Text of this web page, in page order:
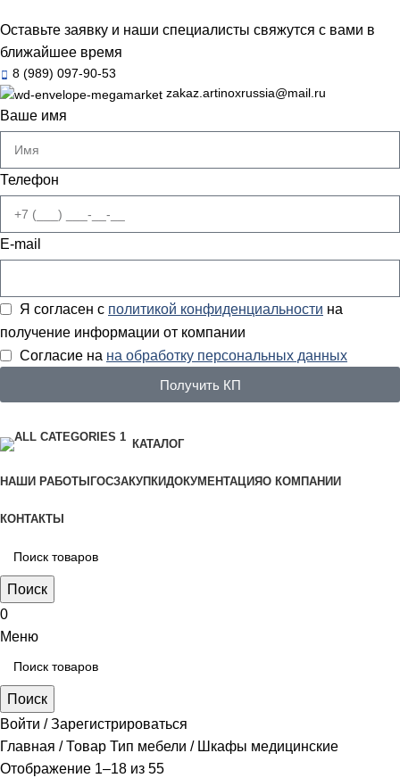
Оставьте заявку и наши специалисты свяжутся с вами в
ближайшее время
8 (989) 097-90-53
zakaz.artinoxrussia@mail.ru
Ваше имя
Телефон
E-mail
Я согласен с политикой конфиденциальности на
получение информации от компании
Согласие на на обработку персональных данных
Получить КП
КАТАЛОГ
НАШИ РАБОТЫ ГОСЗАКУПКИДОКУМЕНТАЦИЯО КОМПАНИИ
КОНТАКТЫ
Поиск
0
Меню
Поиск
Войти / Зарегистрироваться
Главная
Товар Тип мебели
Шкафы медицинские
Отображение 1–18 из 55